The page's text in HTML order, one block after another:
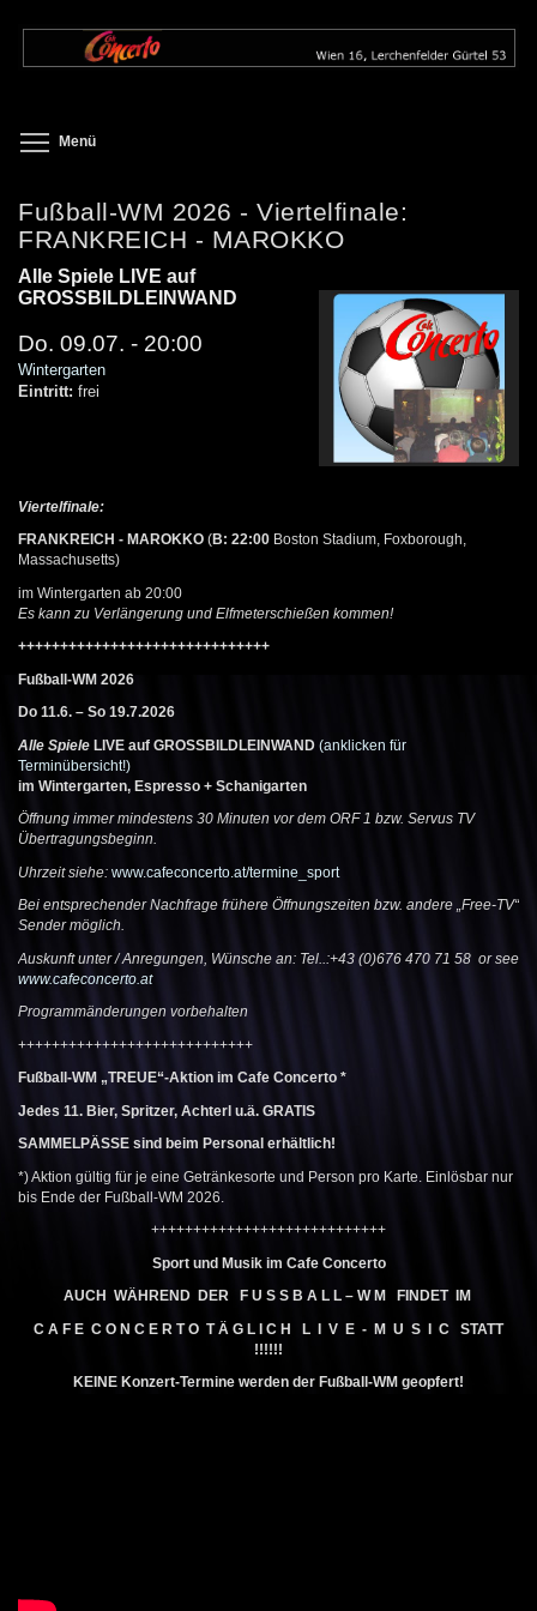
zum
Menü
Fußball-WM 2026 - Viertelfinale:
FRANKREICH - MAROKKO
Alle Spiele LIVE auf
GROSSBILDLEINWAND
Do. 09.07. - 20:00
Wintergarten
Eintritt: frei
Viertelfinale:
FRANKREICH - MAROKKO (B: 22:00 Boston Stadium, Foxborough,
Massachusetts)
im Wintergarten ab 20:00
Es kann zu Verlängerung und Elfmeterschießen kommen!
++++++++++++++++++++++++++++++
Fußball-WM 2026
Do 11.6. – So 19.7.2026
Alle Spiele LIVE auf GROSSBILDLEINWAND (anklicken für
Terminübersicht!)
im Wintergarten, Espresso + Schanigarten
Öffnung immer mindestens 30 Minuten vor dem ORF 1 bzw. Servus TV
Übertragungsbeginn.
Uhrzeit siehe: www.cafeconcerto.at/termine_sport
Bei entsprechender Nachfrage frühere Öffnungszeiten bzw. andere „Free-TV“
Sender möglich.
Auskunft unter / Anregungen, Wünsche an: Tel. .:+43 (0)676 470 71 58 or see
www.cafeconcerto.at
Programmänderungen vorbehalten
++++++++++++++++++++++++++++
Fußball-WM „TREUE“-Aktion im Cafe Concerto *
Jedes 11. Bier, Spritzer, Achterl u.ä. GRATIS
SAMMELPÄSSE sind beim Personal erhältlich!
*) Aktion gültig für je eine Getränkesorte und Person pro Karte. Einlösbar nur
bis Ende der Fußball-WM 2026.
++++++++++++++++++++++++++++
Sport und Musik im Cafe Concerto
AUCH WÄHREND DER F U S S B A L L – W M
FINDET IM
C A F E C O N C E R T O T Ä G L I C H L I V E - M U S I C
STATT
!!!!!!
KEINE Konzert-Termine werden der Fußball-WM geopfert!